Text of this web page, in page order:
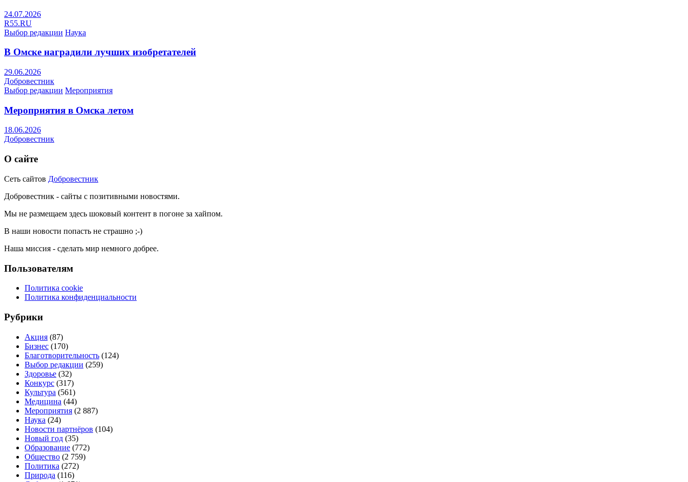
24.07.2026
R55.RU
Выбор редакции Наука
В Омске наградили лучших изобретателей
29.06.2026
Добровестник
Выбор редакции Мероприятия
Мероприятия в Омска летом
18.06.2026
Добровестник
О сайте
Сеть сайтов Добровестник
Добровестник - сайты с позитивными новостями.
Мы не размещаем здесь шоковый контент в погоне за хайпом.
В наши новости попасть не страшно ;-)
Наша миссия - сделать мир немного добрее.
Пользователям
Политика cookie
Политика конфиденциальности
Рубрики
Акция (87)
Бизнес (170)
Благотворительность (124)
Выбор редакции (259)
Здоровье (32)
Конкурс (317)
Культура (561)
Медицина (44)
Мероприятия (2 887)
Наука (24)
Новости партнёров (104)
Новый год (35)
Образование (772)
Общество (2 759)
Политика (272)
Природа (116)